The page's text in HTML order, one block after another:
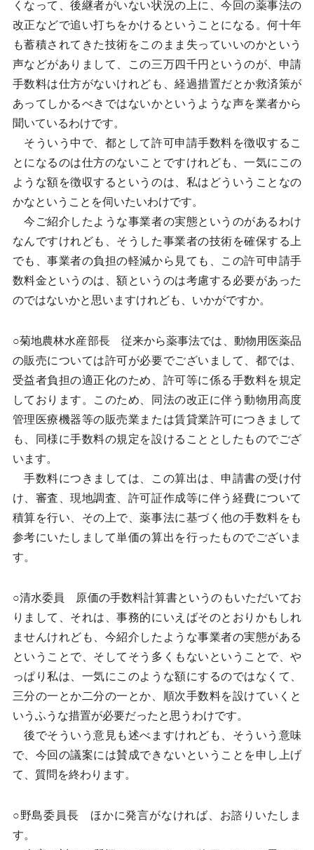
くなって、後継者がいない状況の上に、今回の薬事法の
改正などで追い打ちをかけるということになる。何十年
も蓄積されてきた技術をこのまま失っていいのかという
声などがありまして、この三万四千円というのが、申請
手数料は仕方がないけれども、経過措置だとか救済策が
あってしかるべきではないかというような声を業者から
聞いているわけです。
そういう中で、都として許可申請手数料を徴収するこ
とになるのは仕方のないことですけれども、一気にこの
ような額を徴収するというのは、私はどういうことなの
かなということを伺いたいわけです。
今ご紹介したような事業者の実態というのがあるわけ
なんですけれども、そうした事業者の技術を確保する上
でも、事業者の負担の軽減から見ても、この許可申請手
数料金というのは、額というのは考慮する必要があった
のではないかと思いますけれども、いかがですか。
○菊地農林水産部長 従来から薬事法では、動物用医薬品
の販売については許可が必要でございまして、都では、
受益者負担の適正化のため、許可等に係る手数料を規定
しております。このため、同法の改正に伴う動物用高度
管理医療機器等の販売業または賃貸業許可につきまして
も、同様に手数料の規定を設けることとしたものでござ
います。
手数料につきましては、この算出は、申請書の受け付
け、審査、現地調査、許可証作成等に伴う経費について
積算を行い、その上で、薬事法に基づく他の手数料をも
参考にいたしまして単価の算出を行ったものでございま
す。
○清水委員 原価の手数料計算書というのもいただいてお
りまして、それは、事務的にいえばそのとおりかもしれ
ませんけれども、今紹介したような事業者の実態がある
ということで、そしてそう多くもないということで、や
っぱり私は、一気にこのような額にするのではなくて、
三分の一とか二分の一とか、順次手数料を設けていくと
いうふうな措置が必要だったと思うわけです。
後でそういう意見も述べますけれども、そういう意味
で、今回の議案には賛成できないということを申し上げ
て、質問を終わります。
○野島委員長 ほかに発言がなければ、お諮りいたしま
す。